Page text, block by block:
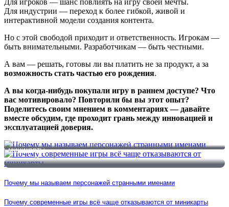
Для индустрии — переход к более гибкой, живой и
интерактивной модели создания контента.
Но с этой свободой приходит и ответственность. Игрокам —
быть внимательными. Разработчикам — быть честными.
А вам — решать, готовы ли вы платить не за продукт, а за
возможность стать частью его рождения.
А вы когда-нибудь покупали игру в раннем доступе? Что
вас мотивировало? Повторили бы вы этот опыт?
Поделитесь своим мнением в комментариях — давайте
вместе обсудим, где проходит грань между инновацией и
эксплуатацией доверия.
Почему мы называем персонажей странными именами
Почему современные игры всё чаще отказываются от
миникарты
Почему мы называем персонажей странными именами
Почему современные игры всё чаще отказываются от миникарты